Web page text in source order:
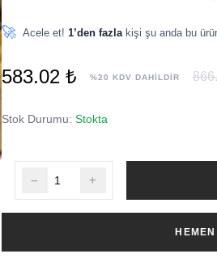
🔥
🚀 Acele et! 1’den fazlakişi şu anda bu
583.02 ₺ %20 KDV DAHİLDİR
Stok Durumu: Stokta